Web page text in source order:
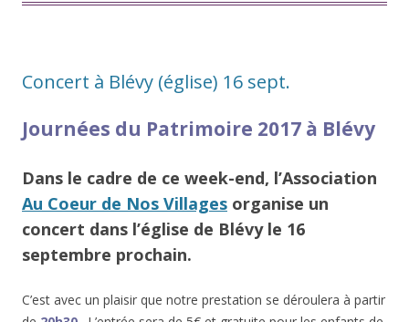
Concert à Blévy (église) 16 sept.
Journées du Patrimoire 2017 à Blévy
Dans le cadre de ce week-end, l’Association
Au Coeur de Nos Villages organise un
concert dans l’église de Blévy le 16
septembre prochain.
C’est avec un plaisir que notre prestation se déroulera à partir